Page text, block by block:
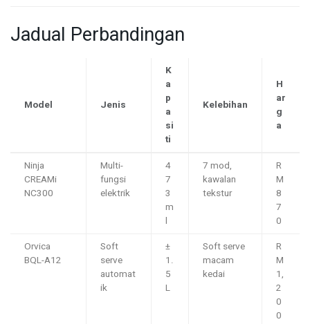
Jadual Perbandingan
Model Jenis
K
a
p
a
si
ti
Kelebihan
H
ar
g
a
Ninja
CREAMi
NC300
Multi-
fungsi
elektrik
4
7
3
m
l
7 mod,
kawalan
tekstur
R
M
8
7
0
Orvica
BQL-A12
Soft
serve
automat
ik
±
1.
5
L
Soft serve
macam
kedai
R
M
1,
2
0
0